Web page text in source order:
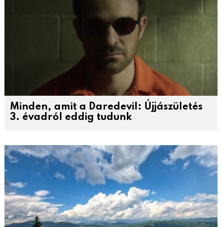
Minden, amit a Daredevil: Újjászületés
3. évadról eddig tudunk